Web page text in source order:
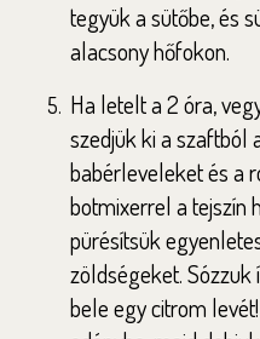
tegyük a sütőbe, és
alacsony hőfokon.
Ha letelt a 2 óra,
szedjük ki a szaftból
babérleveleket és a
botmixerrel a tejszín
pürésítsük
zöldségeket. Sózzuk
bele egy citrom